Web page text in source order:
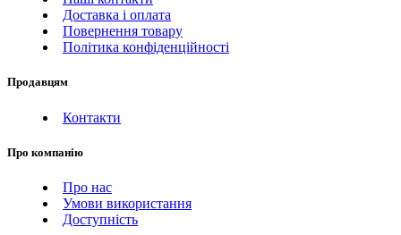
Доставка і оплата
Повернення товару
Політика конфіденційності
Продавцям
Контакти
Про компанію
Про нас
Умови використання
Доступність